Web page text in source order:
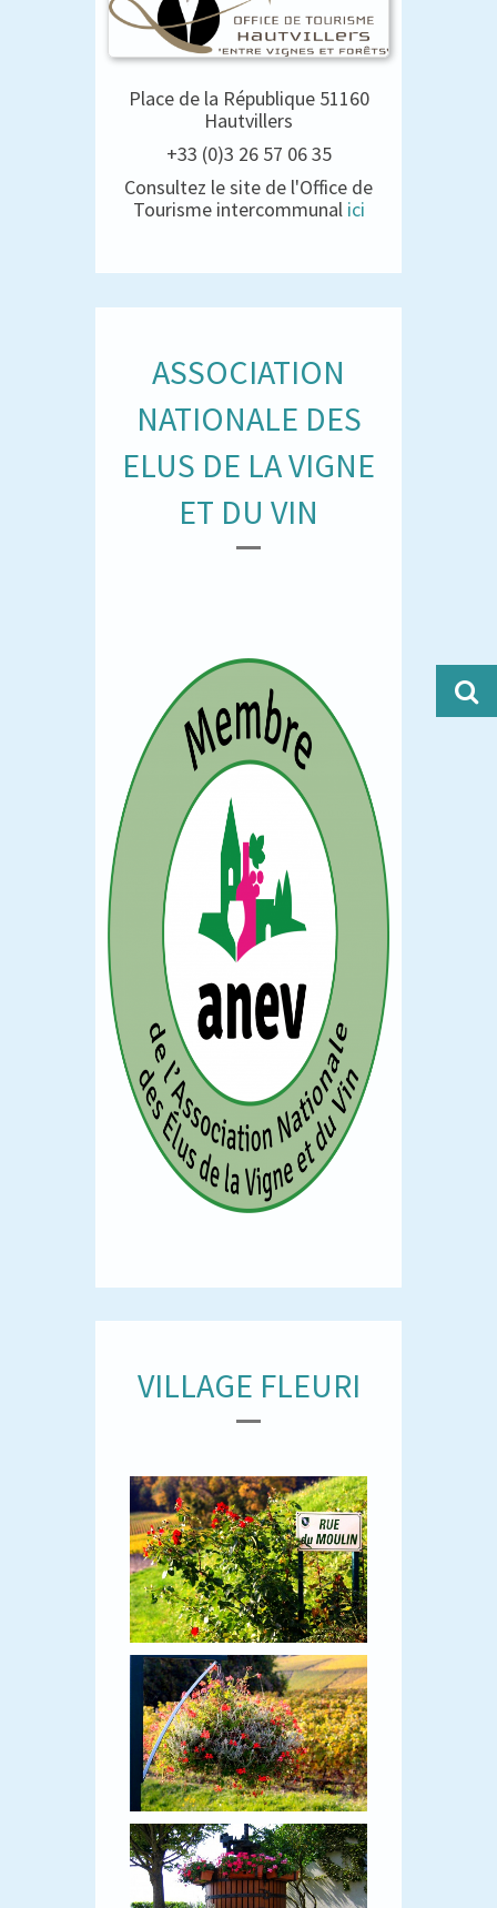
Place de la République 51160
Hautvillers
+33 (0)3 26 57 06 35
Consultez le site de l'Office de
Tourisme intercommunal ici
ASSOCIATION
NATIONALE DES
ELUS DE LA VIGNE
ET DU VIN
VILLAGE FLEURI